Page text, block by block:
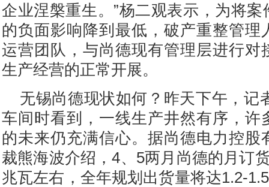
企业涅槃重生。”杨二观表示，为将
的负面影响降到最低，破产重整管理
运营团队，与尚德现有管理层进行对
生产经营的正常开展。
无锡尚德现状如何？昨天下午，记
车间时看到，一线生产井然有序，许
的未来仍充满信心。据尚德电力控股
裁熊海波介绍，4、5两月尚德的月订
兆瓦左右，全年规划出货量将达1.2-